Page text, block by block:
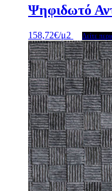
Ψηφιδωτό
158,72€/μ2 Δείτε